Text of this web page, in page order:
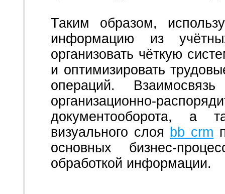
Таким образом,
информацию из
организовать чёткую
и оптимизировать
операций.
организационно-
документооборота, а
визуального слоя bb crm
основных бизнес-
обработкой информации.